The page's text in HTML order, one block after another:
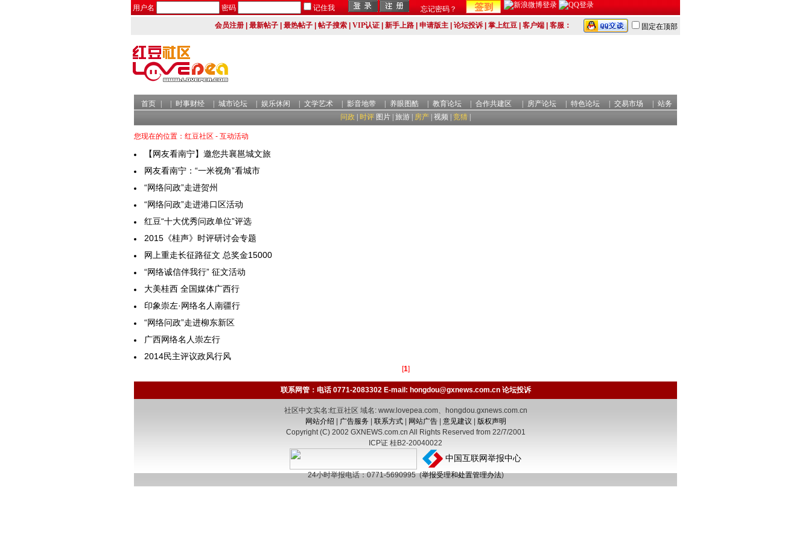
用户名 密码 记住我
忘记密码？
会员注册
最新帖子 最热帖子 帖子搜索 VIP认证 新手上路 申请版主 论坛投诉| 掌上红豆 客户端 | 客服： 固定在顶部
首页 时事财经 城市论坛 娱乐休闲 文学艺术 影音地带 养眼图酷 教育论坛 合作共建区 房产论坛 特色论坛 交易市场
站务
问政
时评 图片 旅游 房产 视频 竞猜
您现在的位置：红豆社区 - 互动活动
【网友看南宁】邀您共襄邕城文旅
网友看南宁：“一米视角”看城市
“网络问政”走进贺州
“网络问政”走进港口区活动
红豆“十大优秀问政单位”评选
2015《桂声》时评研讨会专题
网上重走长征路征文 总奖金15000
“网络诚信伴我行” 征文活动
大美桂西 全国媒体广西行
印象崇左·网络名人南疆行
“网络问政”走进柳东新区
广西网络名人崇左行
2014民主评议政风行风
[1]
联系网管：电话 0771-2083302 E-mail: hongdou@gxnews.com.cn 论坛投诉
社区中文实名:红豆社区 域名: www.lovepea.com、hongdou.gxnews.com.cn
网站介绍
广告服务| 联系方式| 网站广告| 意见建议
版权声明
Copyright (C) 2002 GXNEWS.com.cn All Rights Reserved from 22/7/2001
ICP证 桂B2-20040022
中国互联网举报中心
24小时举报电话：0771-5690995 (举报受理和处置管理办法)